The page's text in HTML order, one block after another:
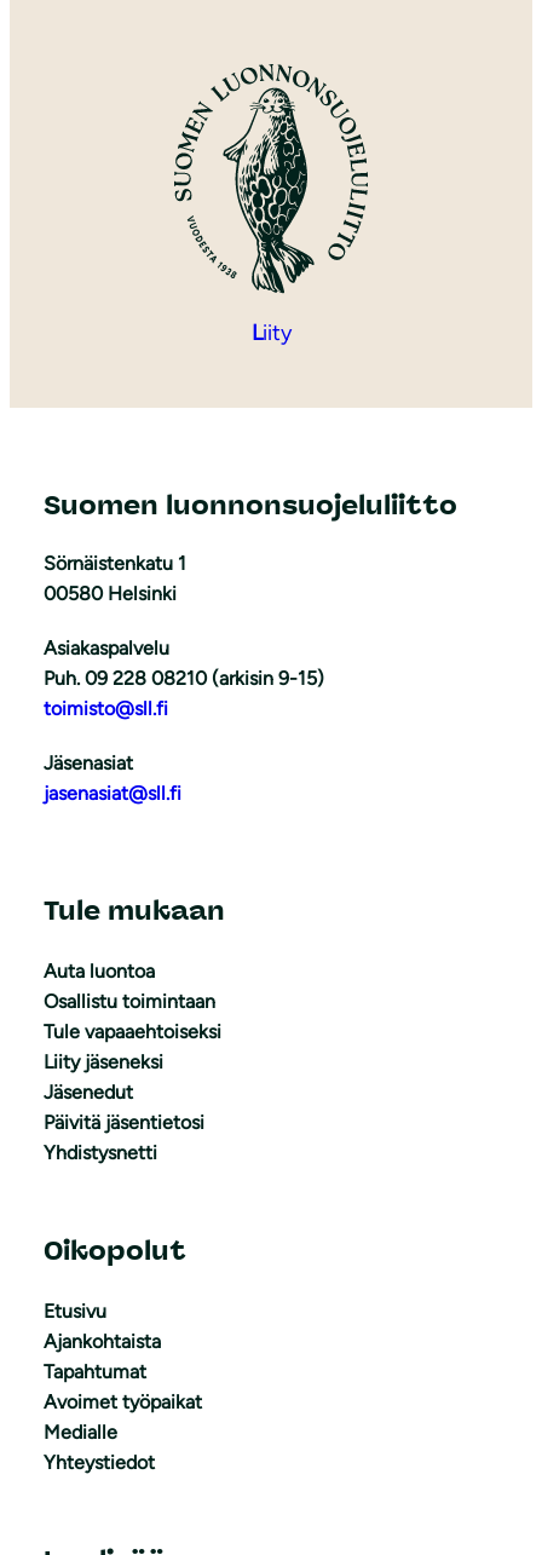
Liity
Suomen luonnonsuojeluliitto
Sörnäistenkatu 1
00580 Helsinki
Asiakaspalvelu
Puh. 09 228 08210 (arkisin 9-15)
toimisto@sll.fi
Jäsenasiat
jasenasiat@sll.fi
Tule mukaan
Auta luontoa
Osallistu toimintaan
Tule vapaaehtoiseksi
Liity jäseneksi
Jäsenedut
Päivitä jäsentietosi
Yhdistysnetti
Oikopolut
Etusivu
Ajankohtaista
Tapahtumat
Avoimet työpaikat
Medialle
Yhteystiedot